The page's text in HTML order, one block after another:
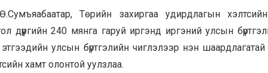
Төрийн захиргаа удирдлагын
дүүргийн 240 мянга гаруй иргэнд иргэний улсын
улсын бүртгэлийн чиглэлээр нэн
хамт олонтой уулзлаа.